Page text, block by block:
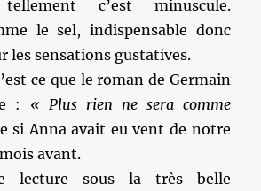
c’est minuscule.
le sel, indispensable donc
les sensations gustatives.
ce que le roman de Germain
: « Plus rien ne sera comme
si Anna avait eu vent de notre
avant.
lecture sous la très belle